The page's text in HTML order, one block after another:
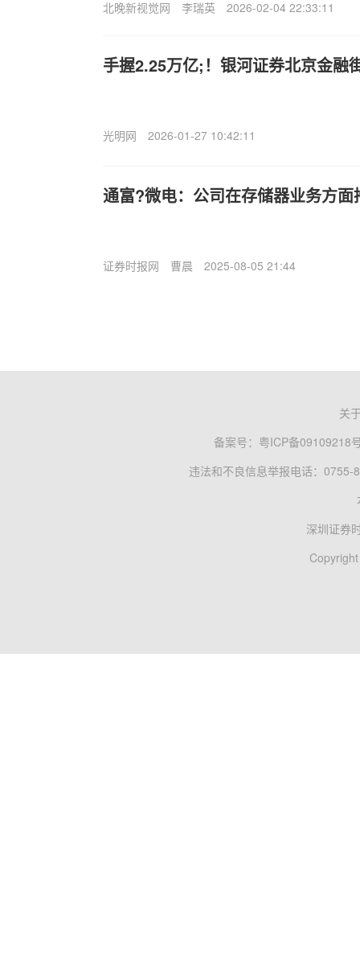
北晚新视觉网 李瑞英 2026-02-04 22:33:11
手握2.25万亿;！银河证券北京金融
光明网 2026-01-27 10:42:11
通富?微电：公司在存储器业务方面
证券时报网 曹晨 2025-08-05 21:44
关
备案号： 粤ICP备09109218
违法和不良信息举报电话：0755-
深圳证券